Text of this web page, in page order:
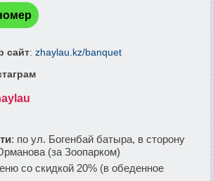
сайт: zhaylau.kz/banquet
: по ул. Богенбай батыра, в сторону
(за Зоопарком)
со скидкой 20% (в обеденное